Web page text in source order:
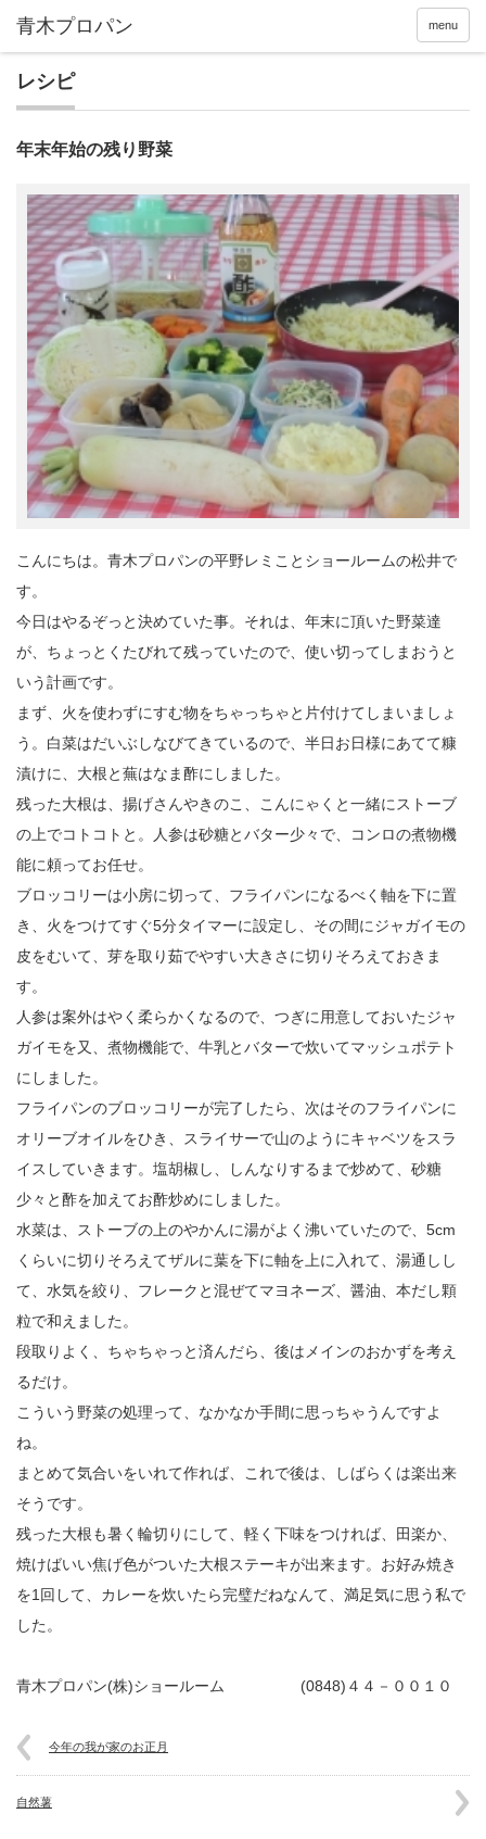
menu
レシピ
年末年始の残り野菜
こんにちは。青木プロパンの平野レミことショールームの松井で
す。
今日はやるぞっと決めていた事。それは、年末に頂いた野菜達
が、ちょっとくたびれて残っていたので、使い切ってしまおうと
いう計画です。
まず、火を使わずにすむ物をちゃっちゃと片付けてしまいましょ
う。白菜はだいぶしなびてきているので、半日お日様にあてて糠
漬けに、大根と蕪はなま酢にしました。
残った大根は、揚げさんやきのこ、こんにゃくと一緒にストーブ
の上でコトコトと。人参は砂糖とバター少々で、コンロの煮物機
能に頼ってお任せ。
ブロッコリーは小房に切って、フライパンになるべく軸を下に置
き、火をつけてすぐ5分タイマーに設定し、その間にジャガイモの
皮をむいて、芽を取り茹でやすい大きさに切りそろえておきま
す。
人参は案外はやく柔らかくなるので、つぎに用意しておいたジャ
ガイモを又、煮物機能で、牛乳とバターで炊いてマッシュポテト
にしました。
フライパンのブロッコリーが完了したら、次はそのフライパンに
オリーブオイルをひき、スライサーで山のようにキャベツをスラ
イスしていきます。塩胡椒し、しんなりするまで炒めて、砂糖
少々と酢を加えてお酢炒めにしました。
水菜は、ストーブの上のやかんに湯がよく沸いていたので、5cm
くらいに切りそろえてザルに葉を下に軸を上に入れて、湯通しし
て、水気を絞り、フレークと混ぜてマヨネーズ、醤油、本だし顆
粒で和えました。
段取りよく、ちゃちゃっと済んだら、後はメインのおかずを考え
るだけ。
こういう野菜の処理って、なかなか手間に思っちゃうんですよ
ね。
まとめて気合いをいれて作れば、これで後は、しばらくは楽出来
そうです。
残った大根も暑く輪切りにして、軽く下味をつければ、田楽か、
焼けばいい焦げ色がついた大根ステーキが出来ます。お好み焼き
を1回して、カレーを炊いたら完璧だねなんて、満足気に思う私で
した。
青木プロパン(株)ショールーム (0848)４４－００１０
今年の我が家のお正月
自然薯